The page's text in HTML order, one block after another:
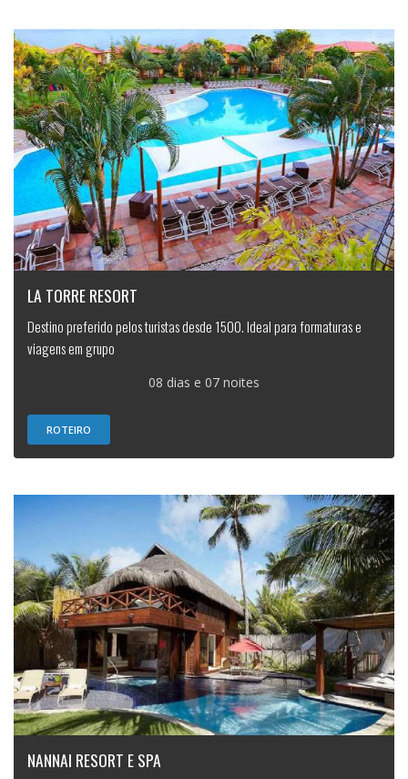
LA TORRE RESORT
Destino preferido pelos turistas desde 1500. Ideal para formaturas e
viagens em grupo
08 dias e 07 noites
ROTEIRO
NANNAI RESORT E SPA